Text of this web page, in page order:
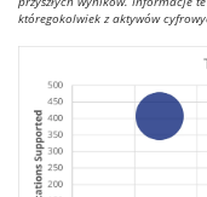
któregokolwiek z aktywów